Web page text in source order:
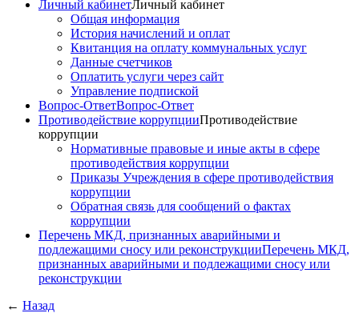
Личный кабинетЛичный кабинет
Общая информация
История начислений и оплат
Квитанция на оплату коммунальных услуг
Данные счетчиков
Оплатить услуги через сайт
Управление подпиской
Вопрос-ОтветВопрос-Ответ
Противодействие коррупцииПротиводействие
коррупции
Нормативные правовые и иные акты в сфере
противодействия коррупции
Приказы Учреждения в сфере противодействия
коррупции
Обратная связь для сообщений о фактах
коррупции
Перечень МКД, признанных аварийными и
подлежащими сносу или реконструкцииПеречень МКД,
признанных аварийными и подлежащими сносу или
реконструкции
← Назад